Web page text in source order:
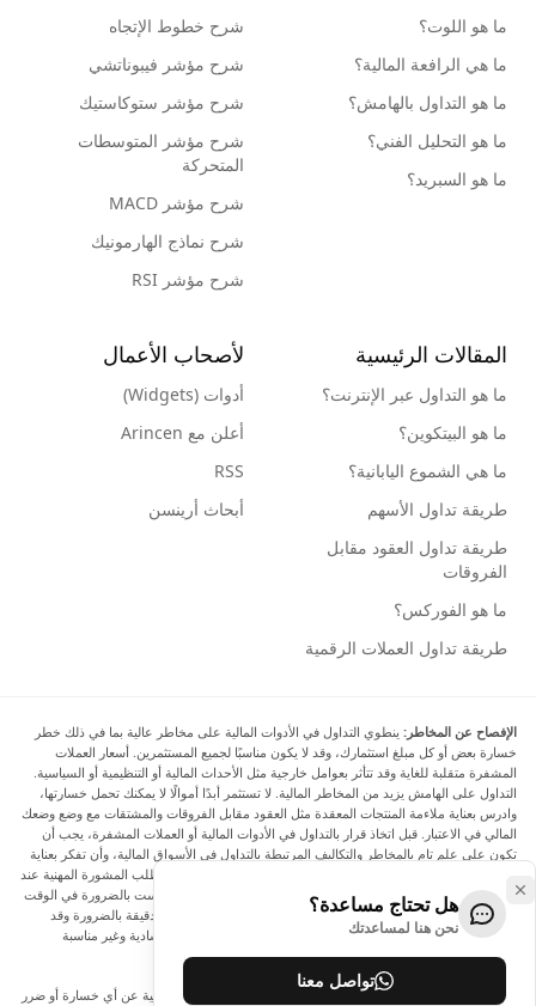
ما هو اللوت؟
ما هي الرافعة المالية؟
ما هو التداول بالهامش؟
ما هو التحليل الفني؟
ما هو السبريد؟
شرح خطوط الإتجاه
شرح مؤشر فيبوناتشي
شرح مؤشر ستوكاستيك
شرح مؤشر المتوسطات
المتحركة
شرح مؤشر MACD
شرح نماذج الهارمونيك
شرح مؤشر RSI
المقالات الرئيسية
ما هو التداول عبر الإنترنت؟
ما هو البيتكوين؟
ما هي الشموع اليابانية؟
طريقة تداول الأسهم
طريقة تداول العقود مقابل
الفروقات
ما هو الفوركس؟
طريقة تداول العملات الرقمية
لأصحاب الأعمال
أدوات (Widgets)
أعلن مع Arincen
RSS
أبحاث أرينسن
الإفصاح عن المخاطر: ينطوي التداول في الأدوات المالية على مخاطر عالية بما في ذلك خطر
خسارة بعض أو كل مبلغ استثمارك، وقد لا يكون مناسبًا لجميع المستثمرين. أسعار العملات
المشفرة متقلبة للغاية وقد تتأثر بعوامل خارجية مثل الأحداث المالية أو التنظيمية أو السياسية.
التداول على الهامش يزيد من المخاطر المالية. لا تستثمر أبدًا أموالًا لا يمكنك تحمل خسارتها،
وادرس بعناية ملاءمة المنتجات المعقدة مثل العقود مقابل الفروقات والمشتقات مع وضع وضعك
المالي في الاعتبار. قبل اتخاذ قرار بالتداول في الأدوات المالية أو العملات المشفرة، يجب أن
تكون على علم تام بالمخاطر والتكاليف المرتبطة بالتداول في الأسواق المالية، وأن تفكر بعناية
في أهدافك الاستثمارية ومستوى خبرتك ورغبتك في المخاطرة، وأن تطلب المشورة المهنية عند
الحاجة. تود Arincen أن تذكرك بأن البيانات الواردة في هذا الموقع ليست بالضرورة في الوقت
الفعلي وليست دقيقة. البيانات والأسعار الموجودة على الموقع ليست دقيقة بالضرورة وقد
تختلف عن السعر الفعلي في أي سوق معينة، مما يعني أن الأسعار إرشادية وغير مناسبة
لأغراض التداول.
لن يتحمل Arincen وأي مزود للبيانات الواردة في هذا الموقع المسؤولية عن أي خسارة أو ضرر
هل تحتاج مساعدة؟
نحن هنا لمساعدتك
تواصل معنا